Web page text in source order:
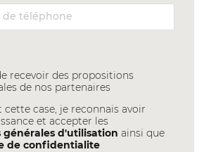
recevoir des propositions
de nos partenaires
cette case, je reconnais avoir
et accepter les
générales d'utilisation ainsi que
de confidentialite